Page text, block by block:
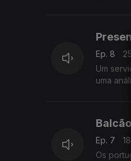
Ep. 8
Um
uma
Ep. 7
Os